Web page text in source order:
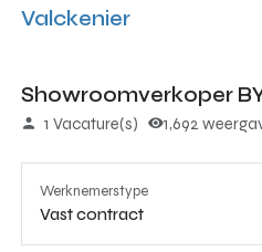
Valckenier
Showroomverkoper
1 Vacature(s) 1,692
Werknemerstype
Vast contract